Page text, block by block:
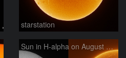
starstation
Sun in H-alpha on August 6, 2026